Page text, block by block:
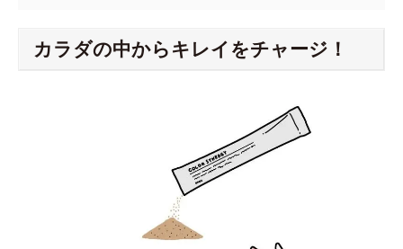
カラダの中からキレイをチャージ！